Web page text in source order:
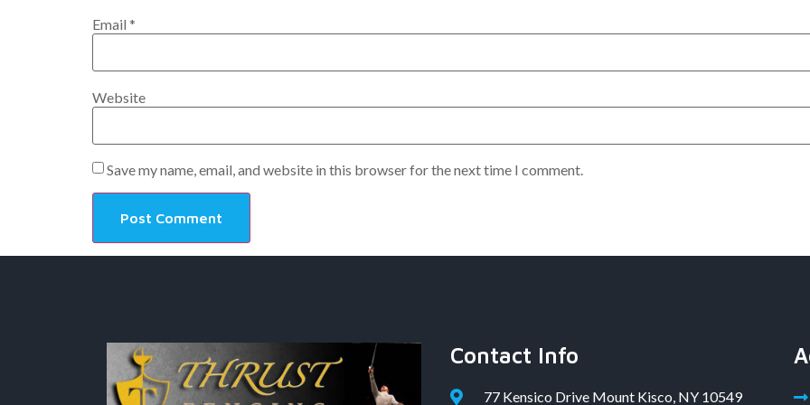
Email *
Website
Save my name, email, and website in this browser for the next time I comment.
Contact Info
77 Kensico Drive Mount Kisco, NY 10549